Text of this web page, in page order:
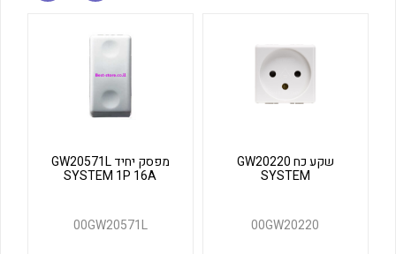
לכל מוצרי היצרן
שקע כח GW20220
SYSTEM
00GW20220
מפסק יחיד GW20571L
SYSTEM 1P 16A
00GW20571L